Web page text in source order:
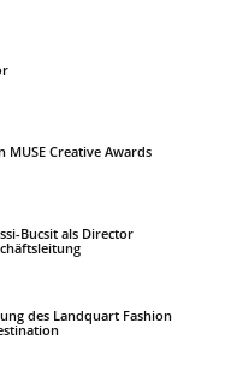
Creative Awards
Bucsit als Director
des Landquart Fashion